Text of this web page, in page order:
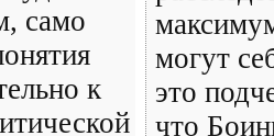
само
к
могут
это
что